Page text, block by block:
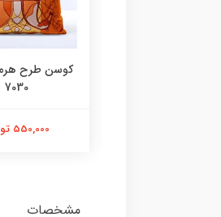
کوسن طرح
7030
550,000 تومان
مشخصات